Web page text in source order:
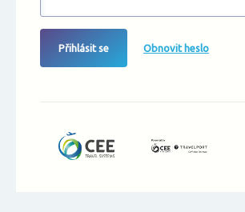
Přihlásit se Obnovit heslo